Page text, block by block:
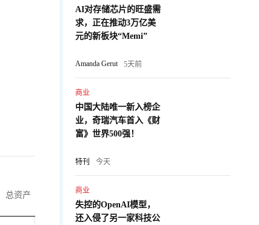
总资产
AI对存储芯片的旺盛需
求，正在推动3万亿美
元的新板块“Memi”
Amanda Gerut 5天前
商业
中国大陆唯一新入榜企
业，奇瑞汽车首入《财
富》世界500强！
特刊 今天
商业
失控的OpenAI模型，
还入侵了另一家科技公